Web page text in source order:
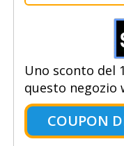
Uno sconto del
questo negozio
COUPON